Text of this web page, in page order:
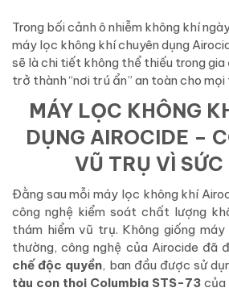
Trong bối cảnh ô nhiễm không khí
máy lọc không khí chuyên dụng
sẽ là chi tiết không thể thiếu trong gia
trở thành “nơi trú ẩn” an toàn cho mọi
MÁY LỌC KHÔNG
DỤNG AIROCIDE –
VŨ TRỤ VÌ SỨC
Đằng sau mỗi máy lọc không khí
công nghệ kiểm soát chất lượng
thám hiểm vũ trụ. Không giống
thường, công nghệ của Airocide đã
chế độc quyền, ban đầu được sử
tàu con thoi Columbia STS-73 của